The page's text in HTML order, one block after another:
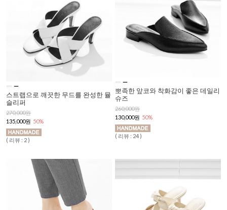
스트랩으로 깨끗한 무드를 완성한 뮬
슬리퍼
270,000원
135,000원 50%
( 리뷰 : 2 )
뽀족한 앞코와 착화감이 좋은 데일리
슈즈
260,000원
130,000원 50%
( 리뷰 : 24 )